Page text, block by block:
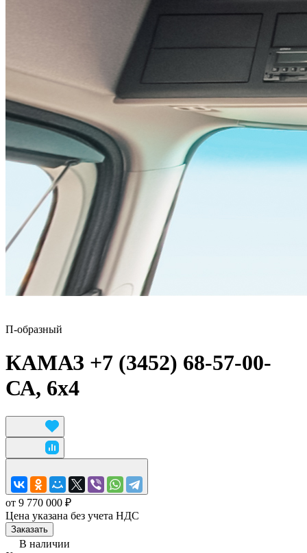
П-образный
КАМАЗ +7 (3452) 68-57-00-
СА, 6x4
от 9 770 000 ₽
Цена указана без учета НДС
Заказать
В наличии